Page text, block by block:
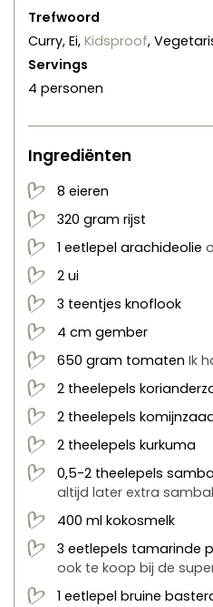
Trefwoord
Curry, Ei, Kidsproof,
Servings
4 personen
Ingrediënten
8 eieren
320 gram rijst
1 eetlepel arachideolie
2 ui
3 teentjes knoflook
4 cm gember
650 gram tomaten Ik
2 theelepels
2 theelepels
2 theelepels kurkuma
0,5-2 theelepels
altijd later extra
400 ml kokosmelk
3 eetlepels tamarinde
ook te koop bij de
1 eetlepel bruine